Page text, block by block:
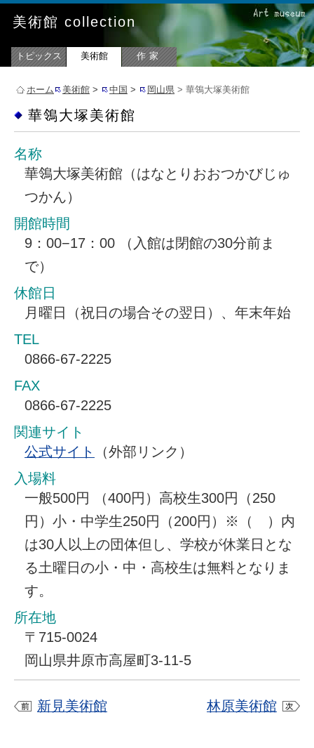
美術館 collection
トピックス 美術館 作家
ホーム 美術館 > 中国 > 岡山県 > 華鴒大塚美術館
華鴒大塚美術館
名称
華鴒大塚美術館（はなとりおおつかびじゅ
つかん）
開館時間
9：00−17：00 （入館は閉館の30分前ま
で）
休館日
月曜日（祝日の場合その翌日）、年末年始
TEL
0866-67-2225
FAX
0866-67-2225
関連サイト
公式サイト
（外部リンク）
入場料
一般500円 （400円）高校生300円（250
円）小・中学生250円（200円）※（ ）内
は30人以上の団体但し、学校が休業日とな
る土曜日の小・中・高校生は無料となりま
す。
所在地
〒715-0024
岡山県井原市高屋町3-11-5
林原美術館
新見美術館